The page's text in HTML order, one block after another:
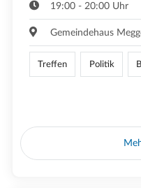
19:00 - 20:00 Uhr
Gemeindehaus
Treffen Politik